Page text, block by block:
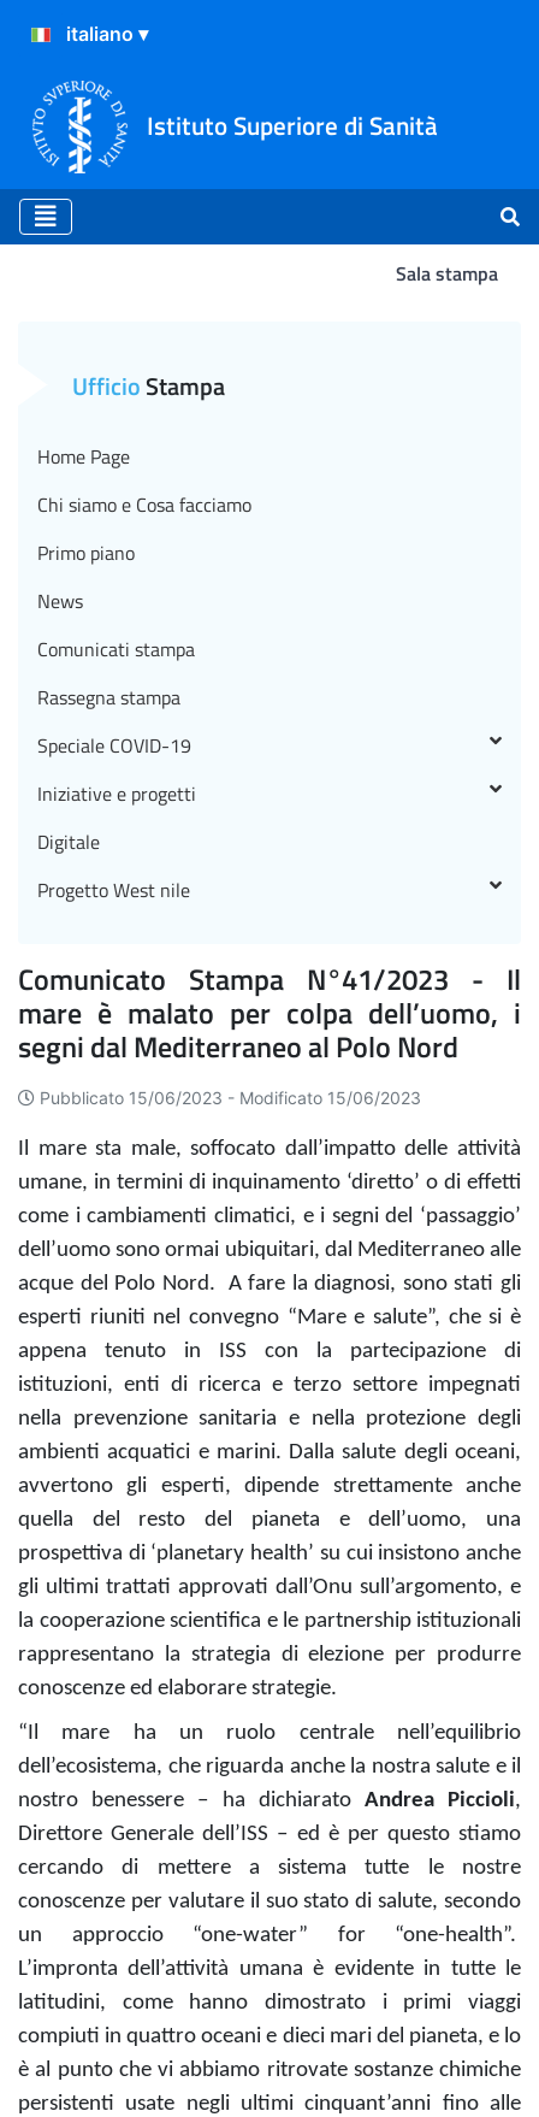
Istituto Superiore di Sanità
Sala stampa
Comunicato Stampa N°41/2023 - Il
mare è malato per colpa dell’uomo, i
segni dal Mediterraneo al Polo Nord
Pubblicato 15/06/2023 - Modificato 15/06/2023
Il mare sta male, soffocato dall’impatto delle attività
umane, in termini di inquinamento ‘diretto’ o di effetti
come i cambiamenti climatici, e i segni del ‘passaggio’
dell’uomo sono ormai ubiquitari, dal Mediterraneo alle
acque del Polo Nord. A fare la diagnosi, sono stati gli
esperti riuniti nel convegno “Mare e salute”, che si è
appena tenuto in ISS
con la partecipazione di
istituzioni, enti di ricerca e terzo settore impegnati
nella prevenzione sanitaria e nella protezione degli
ambienti acquatici e marini. Dalla salute degli oceani,
avvertono gli esperti, dipende strettamente anche
quella del resto del pianeta e dell’uomo, una
prospettiva di ‘planetary health’ su cui insistono anche
gli ultimi trattati approvati dall’Onu sull’argomento, e
la cooperazione scientifica e le partnership istituzionali
rappresentano la strategia di elezione per produrre
conoscenze ed elaborare strategie.
“Il mare ha un ruolo centrale nell’equilibrio
dell’ecosistema, che riguarda anche la nostra salute e il
nostro benessere – ha dichiarato Andrea Piccioli,
Direttore Generale dell’ISS – ed è per questo stiamo
cercando di mettere a sistema tutte le nostre
conoscenze per valutare il suo stato di salute, secondo
un approccio “one-water” for “one-health”.
L’impronta dell’attività umana è evidente in tutte le
latitudini, come hanno dimostrato i primi viaggi
compiuti in quattro oceani e dieci mari del pianeta, e lo
è al punto che vi abbiamo ritrovate sostanze chimiche
persistenti usate negli ultimi cinquant’anni fino alle
UfficioStampa
Home Page
Chi siamo e Cosa facciamo
Primo piano
News
Comunicati stampa
Rassegna stampa
Speciale COVID-19
Iniziative e progetti
Digitale
Progetto West nile